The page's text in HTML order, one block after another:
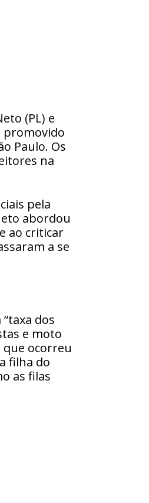
(PL) e
promovido
Paulo. Os
na
pela
abordou
ao criticar
a se
dos
e moto
ocorreu
filha do
as filas